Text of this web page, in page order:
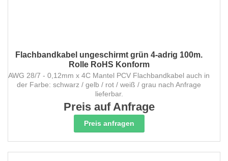
Flachbandkabel ungeschirmt grün 4-adrig 100m.
Rolle RoHS Konform
AWG 28/7 - 0,12mm x 4C Mantel PCV Flachbandkabel auch in
der Farbe: schwarz / gelb / rot / weiß / grau nach Anfrage
lieferbar.
Preis auf Anfrage
Preis anfragen